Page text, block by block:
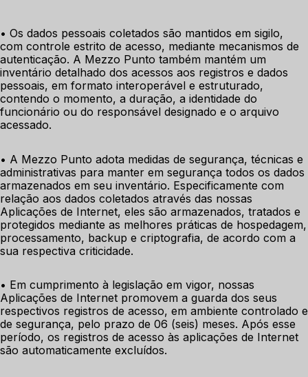
• Os dados pessoais coletados são mantidos em sigilo,
com controle estrito de acesso, mediante mecanismos de
autenticação. A Mezzo Punto também mantém um
inventário detalhado dos acessos aos registros e dados
pessoais, em formato interoperável e estruturado,
contendo o momento, a duração, a identidade do
funcionário ou do responsável designado e o arquivo
acessado.
• A Mezzo Punto adota medidas de segurança, técnicas e
administrativas para manter em segurança todos os dados
armazenados em seu inventário. Especificamente com
relação aos dados coletados através das nossas
Aplicações de Internet, eles são armazenados, tratados e
protegidos mediante as melhores práticas de hospedagem,
processamento, backup e criptografia, de acordo com a
sua respectiva criticidade.
• Em cumprimento à legislação em vigor, nossas
Aplicações de Internet promovem a guarda dos seus
respectivos registros de acesso, em ambiente controlado e
de segurança, pelo prazo de 06 (seis) meses. Após esse
período, os registros de acesso às aplicações de Internet
são automaticamente excluídos.